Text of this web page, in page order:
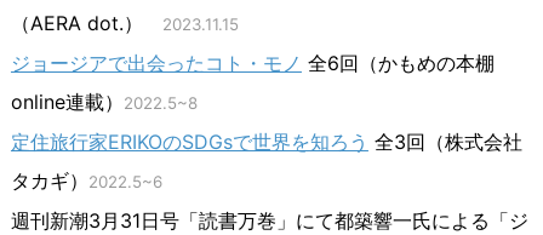
（AERA dot.）
2023.11.15
ジョージアで出会ったコト・モノ 全6回（かもめの本棚
online連載）
2022.5~8
定住旅行家ERIKOのSDGsで世界を知ろう 全3回（株式会社
タカギ）
2022.5~6
週刊新潮3月31日号「読書万巻」にて都築響一氏による「ジ